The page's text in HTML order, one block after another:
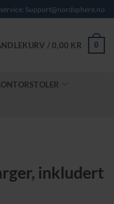
Support@nordsphere.no
/0,00 KR 0
inkludert